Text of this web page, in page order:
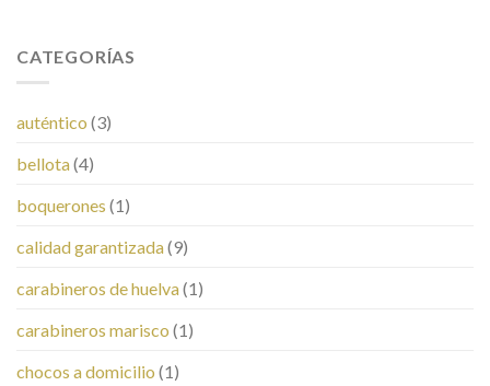
CATEGORÍAS
auténtico (3)
bellota(4)
boquerones (1)
calidad garantizada(9)
carabineros de huelva(1)
carabineros marisco (1)
chocos a domicilio (1)